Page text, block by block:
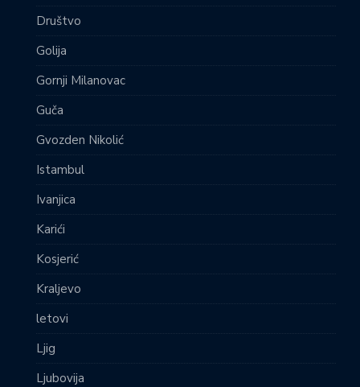
Društvo
Golija
Gornji Milanovac
Guča
Gvozden Nikolić
Istambul
Ivanjica
Karići
Kosjerić
Kraljevo
letovi
Ljig
Ljubovija